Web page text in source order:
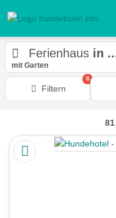
Ferienhaus in
mit Garten
Filtern
0
81